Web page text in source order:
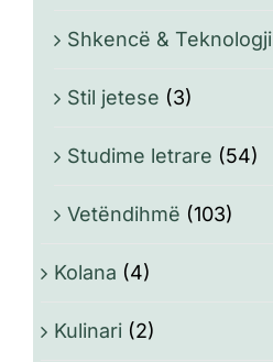
Shkencë & Teknologji
Stil jetese (3)
Studime letrare (54)
Vetëndihmë (103)
Kolana (4)
Kulinari (2)